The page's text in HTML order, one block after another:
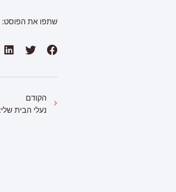
שתפו את הפוסט:
הקודם
נעלי הבית